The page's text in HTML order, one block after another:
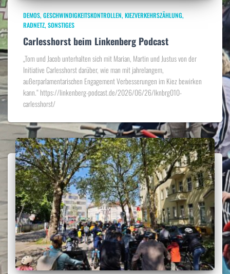
DEMOS GESCHWINDIGKEITSKONTROLLEN KIEZVERKEHRSZÄHLUNG
RADNETZ SONSTIGES
Carlesshorst beim Linkenberg Podcast
„Tom und Jacob unterhalten sich mit Marian, Martin und Justus von der
Initiative Carlesshorst darüber, wie man mit jahrelangem,
außerparlamentarischen Engagement Verbesserungen im Kiez bewirken
kann.“ https://linkenberg-podcast.de/2026/06/26/lknbrg010-
carlesshorst/